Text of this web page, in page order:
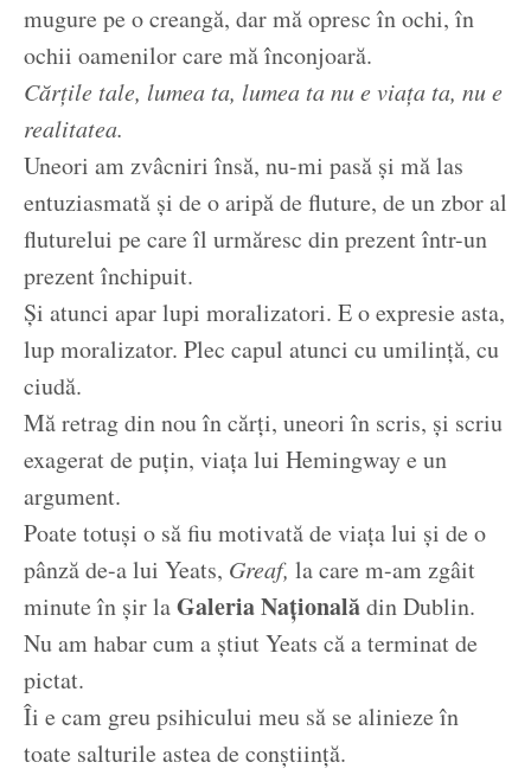
mugure pe o creangă, dar mă opresc în ochi, în
ochii oamenilor care mă înconjoară.
Cărțile tale, lumea ta, lumea ta nu e viața ta, nu e
realitatea.
Uneori am zvâcniri însă, nu-mi pasă și mă las
entuziasmată și de o aripă de fluture, de un zbor al
fluturelui pe care îl urmăresc din prezent într-un
prezent închipuit.
Și atunci apar lupi moralizatori. E o expresie asta,
lup moralizator. Plec capul atunci cu umilință, cu
ciudă.
Mă retrag din nou în cărți, uneori în scris, și scriu
exagerat de puțin, viața lui Hemingway e un
argument.
Poate totuși o să fiu motivată de viața lui și de o
pânză de-a lui Yeats, Greaf, la care m-am zgâit
minute în șir laGaleria Naționalădin Dublin.
Nu am habar cum a știut Yeats că a terminat de
pictat.
Îi e cam greu psihicului meu să se alinieze în
toate salturile astea de conștiință.